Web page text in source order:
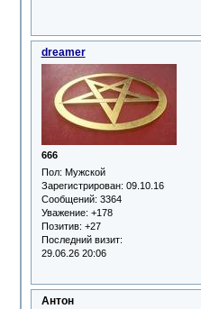
dreamer
666
Пол: Мужской
Зарегистрирован: 09.10.16
Сообщений: 3364
Уважение: +178
Позитив: +27
Последний визит:
29.06.26 20:06
Антон